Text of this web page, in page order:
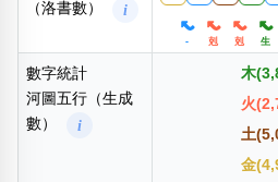
（洛書數）
i
- 剋 剋 生
數字統計
河圖五行（生成
數）
i
木
火
土
金